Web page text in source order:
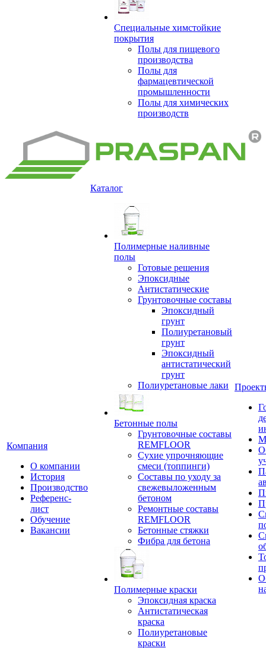
Специальные химстойкие
покрытия
Полы для пищевого
производства
Полы для
фармацевтической
промышленности
Полы для химических
производств
Компания
О компании
История
Производство
Референс-
лист
Обучение
Вакансии
Каталог
Полимерные наливные
полы
Готовые решения
Эпоксидные
Антистатические
Грунтовочные составы
Эпоксидный
грунт
Полиуретановый
грунт
Эпоксидный
антистатический
грунт
Полиуретановые лаки
Бетонные полы
Грунтовочные составы
REMFLOOR
Сухие упрочняющие
смеси (топпинги)
Составы по уходу за
свежевыложенным
бетоном
Ремонтные составы
REMFLOOR
Бетонные стяжки
Фибра для бетона
Полимерные краски
Эпоксидная краска
Антистатическая
краска
Полиуретановые
краски